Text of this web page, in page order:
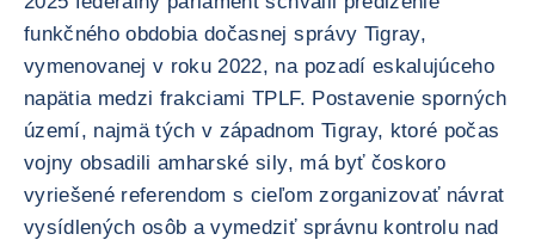
funkčného obdobia dočasnej správy Tigray,
vymenovanej v roku 2022, na pozadí eskalujúceho
napätia medzi frakciami TPLF. Postavenie sporných
území, najmä tých v západnom Tigray, ktoré počas
vojny obsadili amharské sily, má byť čoskoro
vyriešené referendom s cieľom zorganizovať návrat
vysídlených osôb a vymedziť správnu kontrolu nad